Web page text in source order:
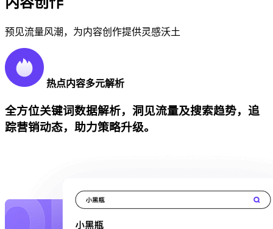
预见流量风潮，为内容创作提供灵感沃土
热点内容多元解析
全方位关键词数据解析，洞见流量及搜索趋势，追
踪营销动态，助力策略升级。